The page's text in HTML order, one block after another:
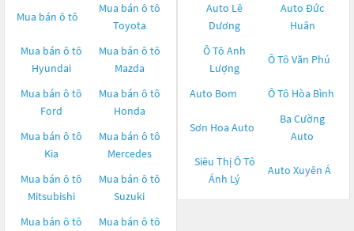
Mua bán ô tô
Mua bán ô tô
Toyota
Mua bán ô tô
Hyundai
Mua bán ô tô
Mazda
Mua bán ô tô
Ford
Mua bán ô tô
Honda
Mua bán ô tô
Kia
Mua bán ô tô
Mercedes
Mua bán ô tô
Mitsubishi
Mua bán ô tô
Suzuki
Mua bán ô tô
Mua bán ô tô
Auto Lê
Dương
Auto Đức
Huân
Ô Tô Anh
Lượng
Ô Tô Văn Phú
Auto Bom Ô Tô Hòa Bình
Sơn Hoa Auto
Ba Cường
Auto
Siêu Thị Ô Tô
Ánh Lý
Auto Xuyên Á